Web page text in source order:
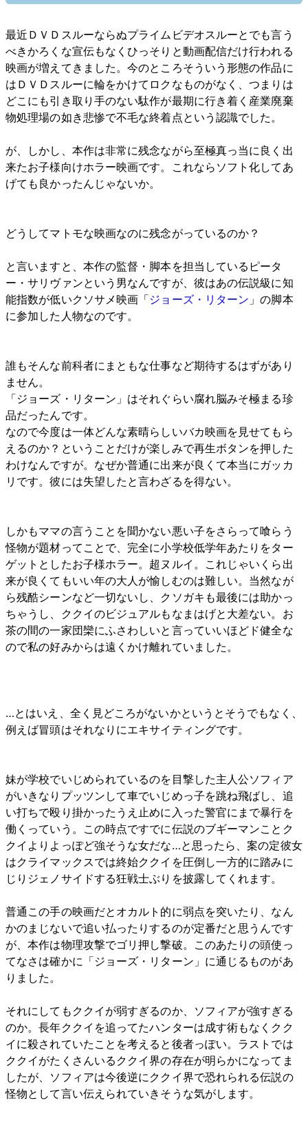
最近ＤＶＤスルーならぬプライムビデオスルーとでも言う
べきかろくな宣伝もなくひっそりと動画配信だけ行われる
映画が増えてきました。今のところそういう形態の作品に
はＤＶＤスルーに輪をかけてロクなものがなく、つまりは
どこにも引き取り手のない駄作が最期に行き着く産業廃棄
物処理場の如き悲惨で不毛な終着点という認識でした。
が、しかし、本作は非常に残念ながら至極真っ当に良く出
来たお子様向けホラー映画です。これならソフト化してあ
げても良かったんじゃないか。
どうしてマトモな映画なのに残念がっているのか？
と言いますと、本作の監督・脚本を担当しているピータ
ー・サリヴァンという男なんですが、彼はあの伝説級に知
能指数が低いクソサメ映画「ジョーズ・リターン 」の脚本
に参加した人物なのです。
誰もそんな前科者にまともな仕事など期待するはずがあり
ません。
「ジョーズ・リターン」はそれぐらい腐れ脳みそ極まる珍
品だったんです。
なので今度は一体どんな素晴らしいバカ映画を見せてもら
えるのか？ということだけが楽しみで再生ボタンを押した
わけなんですが。なぜか普通に出来が良くて本当にガッカ
リです。彼には失望したと言わざるを得ない。
しかもママの言うことを聞かない悪い子をさらって喰らう
怪物が題材ってことで、完全に小学校低学年あたりをター
ゲットとしたお子様ホラー。超ヌルイ。これじゃいくら出
来が良くてもいい年の大人が愉しむのは難しい。当然なが
ら残酷シーンなど一切ないし、クソガキも最後には助かっ
ちゃうし、ククイのビジュアルもなまはげと大差ない。お
茶の間の一家団欒にふさわしいと言っていいほどド健全な
ので私の好みからは遠くかけ離れていました。
…とはいえ、全く見どころがないかというとそうでもなく、
例えば冒頭はそれなりにエキサイティングです。
妹が学校でいじめられているのを目撃した主人公ソフィア
がいきなりプッツンして車でいじめっ子を跳ね飛ばし、追
い打ちで殴り掛かったうえ止めに入った警官にまで暴行を
働くっていう。この時点ですでに伝説のブギーマンことク
クイよりよっぽど強そうな女だな…と思ったら、案の定彼女
はクライマックスでは終始ククイを圧倒し一方的に踏みに
じりジェノサイドする狂戦士ぶりを披露してくれます。
普通この手の映画だとオカルト的に弱点を突いたり、なん
かのまじないで追い払ったりするのが定番だと思うんです
が、本作は物理攻撃でゴリ押し撃破。このあたりの頭使っ
てなさは確かに「ジョーズ・リターン」に通じるものがあ
りました。
それにしてもククイが弱すぎるのか、ソフィアが強すぎる
のか。長年ククイを追ってたハンターは成す術もなくクク
イに殺されていたことを考えると後者っぽい。ラストでは
ククイがたくさんいるククイ界の存在が明らかになってま
したが、ソフィアは今後逆にククイ界で恐れられる伝説の
怪物として言い伝えられていきそうな気がします。